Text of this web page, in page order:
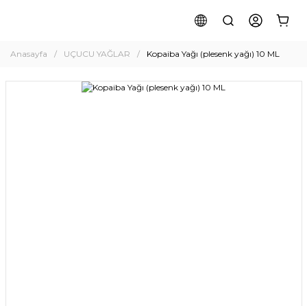
Anasayfa UÇUCU YAĞLAR Kopaiba Yağı (plesenk yağı) 10 ML